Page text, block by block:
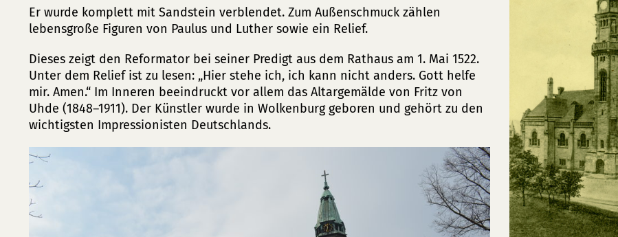
Er wurde komplett mit Sandstein verblendet. Zum Außenschmuck zählen
lebensgroße Figuren von Paulus und Luther sowie ein Relief.
Dieses zeigt den Reformator bei seiner Predigt aus dem Rathaus am 1. Mai 1522.
Unter dem Relief ist zu lesen: „Hier stehe ich, ich kann nicht anders. Gott helfe
mir. Amen.“ Im Inneren beeindruckt vor allem das Altargemälde von Fritz von
Uhde (1848–1911). Der Künstler wurde in Wolkenburg geboren und gehört zu den
wichtigsten Impressionisten Deutschlands.